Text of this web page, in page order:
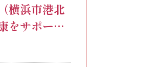
横浜市港北
をサポー